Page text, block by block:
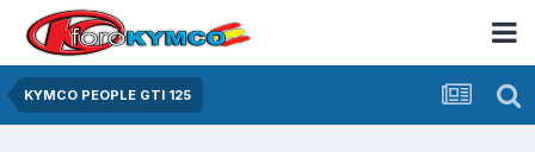
KYMCO PEOPLE GTI 125